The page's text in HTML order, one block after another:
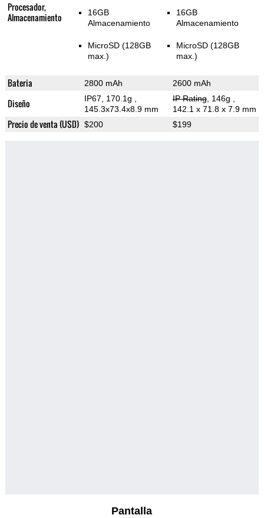
Procesador,
Almacenamiento
16GB
Almacenamiento
MicroSD (128GB
max.)
16GB
Almacenamiento
MicroSD (128GB
max.)
Bateria 2800 mAh 2600 mAh
Diseño IP67, 170.1g
145.3x73.4x8.9 mm
IP Rating, 146g
142.1 x 71.8 x 7.9 mm
Precio de venta (USD) $200 $199
Pantalla